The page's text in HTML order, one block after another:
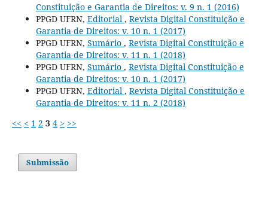
Constituição e Garantia de Direitos: v. 9 n. 1 (2016)
PPGD UFRN, Editorial , Revista Digital Constituição e
Garantia de Direitos: v. 10 n. 1 (2017)
PPGD UFRN, Sumário , Revista Digital Constituição e
Garantia de Direitos: v. 11 n. 1 (2018)
PPGD UFRN, Sumário , Revista Digital Constituição e
Garantia de Direitos: v. 10 n. 1 (2017)
PPGD UFRN, Editorial , Revista Digital Constituição e
Garantia de Direitos: v. 11 n. 2 (2018)
<< < 1 2 3 4 > >>
Submissão